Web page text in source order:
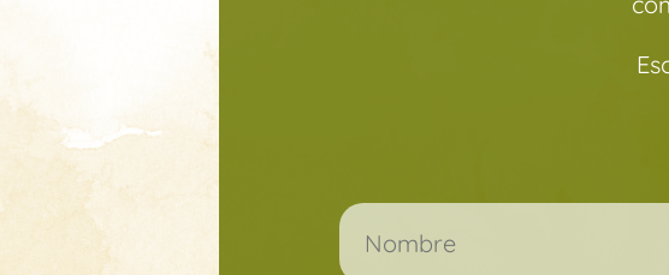
Por favor, deja este campo vacío.